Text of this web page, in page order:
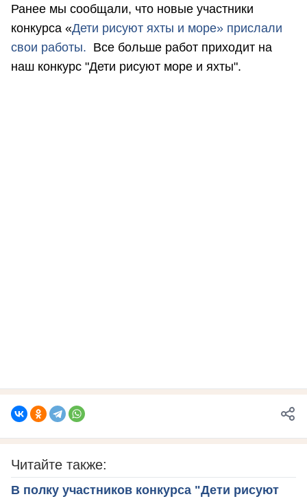
Ранее мы сообщали, что новые участники
конкурса «Дети рисуют яхты и море» прислали
свои работы. Все больше работ приходит на
наш конкурс "Дети рисуют море и яхты".
Читайте также:
В полку участников конкурса "Дети рисуют